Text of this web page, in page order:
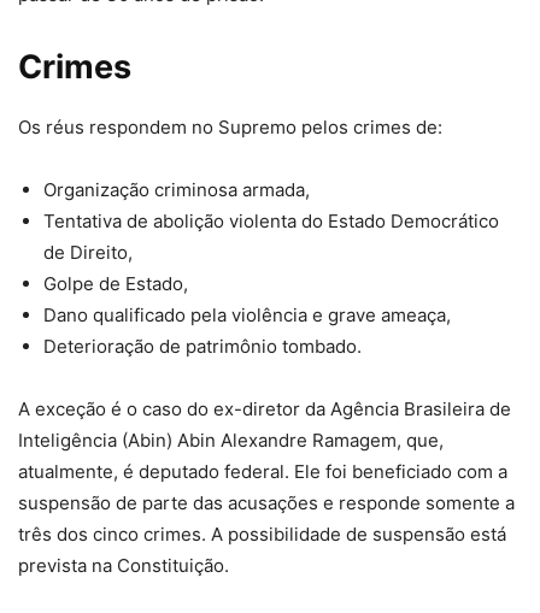
Crimes
Os réus respondem no Supremo pelos crimes de:
Organização criminosa armada,
Tentativa de abolição violenta do Estado Democrático
de Direito,
Golpe de Estado,
Dano qualificado pela violência e grave ameaça,
Deterioração de patrimônio tombado.
A exceção é o caso do ex-diretor da Agência Brasileira de
Inteligência (Abin) Abin Alexandre Ramagem, que,
atualmente, é deputado federal. Ele foi beneficiado com a
suspensão de parte das acusações e responde somente a
três dos cinco crimes. A possibilidade de suspensão está
prevista na Constituição.